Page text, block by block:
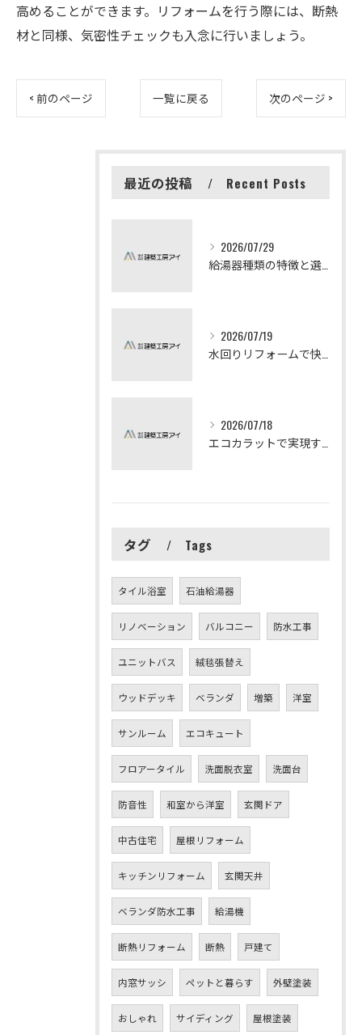
高めることができます。リフォームを行う際には、断熱
材と同様、気密性チェックも入念に行いましょう。
< 前のページ 一覧に戻る 次のページ >
最近の投稿 Recent Posts
2026/07/29
2026/07/19
2026/07/18
タグ Tags
タイル浴室 石油給湯器
リノベーション バルコニー 防水工事
ユニットバス 絨毯張替え
ウッドデッキ ベランダ 増築 洋室
サンルーム エコキュート
フロアータイル 洗面脱衣室 洗面台
防音性 和室から洋室 玄関ドア
中古住宅 屋根リフォーム
キッチンリフォーム 玄関天井
ベランダ防水工事 給湯機
断熱リフォーム 断熱 戸建て
内窓サッシ ペットと暮らす 外壁塗装
おしゃれ サイディング 屋根塗装